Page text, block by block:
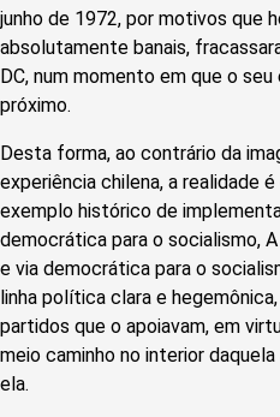
junho de 1972, por motivos que
absolutamente banais,
DC, num momento em que o
próximo.
Desta forma, ao contrário da
experiência chilena, a realidade
exemplo histórico de
democrática para o socialismo,
e via democrática para o
linha política clara e
partidos que o apoiavam, em
meio caminho no interior
ela.